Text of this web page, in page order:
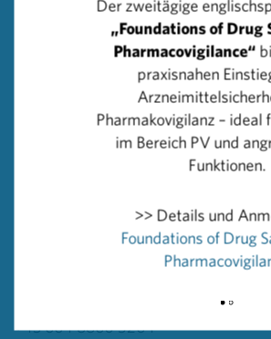
Wirksamkeit der Medikamente
Weitere Informationen sowie eine
Aktivitäten zum Internationalen Tag
Patientensicherheit in
https://
PHARMIG – Verband der
+43 664 8860 5264
Der zweitägige
„Foundations of Drug
Pharmacovigilance“
praxisnahen
Pharmakovigilanz – ideal
im Bereich PV und
Funktionen.
>> Details und
Foundations of Drug